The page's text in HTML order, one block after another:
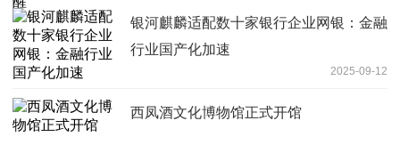
银河麒麟适配数十家银行企业网银：金融
行业国产化加速
2025-09-12
西凤酒文化博物馆正式开馆